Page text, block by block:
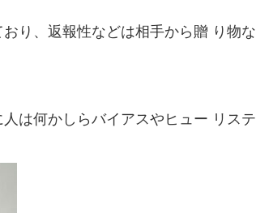
り、返報性などは相手から贈 り物な
は何かしらバイアスやヒュー リステ